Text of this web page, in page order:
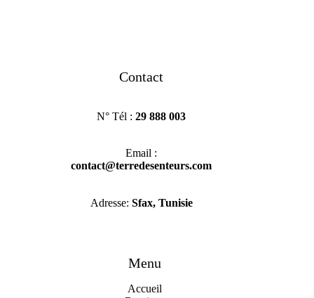
Contact
N° Tél :29 888 003
Email :
contact@terredesenteurs.com
Adresse: Sfax, Tunisie
Menu
Accueil